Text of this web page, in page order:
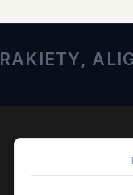
RAKIETY,